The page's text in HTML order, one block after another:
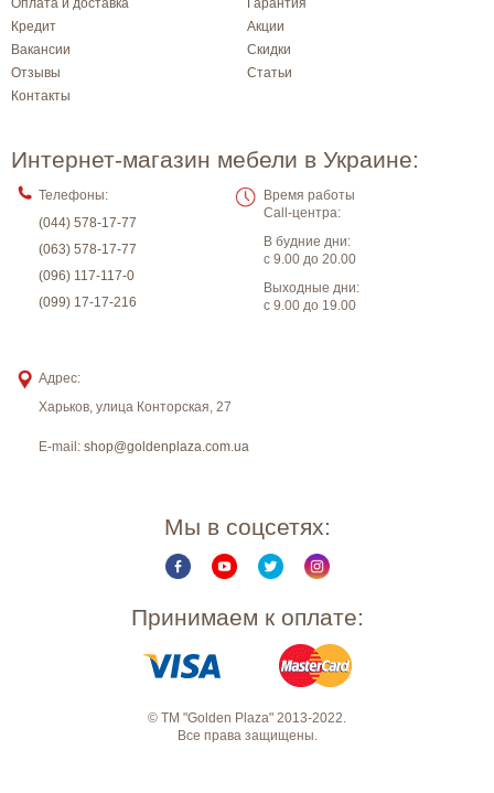
Оплата и доставка
Гарантия
Кредит
Акции
Вакансии
Скидки
Отзывы
Статьи
Контакты
Интернет-магазин мебели в Украине:
Телефоны:
(044) 578-17-77
(063) 578-17-77
(096) 117-117-0
(099) 17-17-216
Время работы
Call-центра:
В будние дни:
с 9.00 до 20.00
Выходные дни:
с 9.00 до 19.00
Адрес:
Харьков, улица Конторская, 27
E-mail: shop@goldenplaza.com.ua
Мы в соцсетях:
Принимаем к оплате:
© ТМ "Golden Plaza" 2013-2022.
Все права защищены.